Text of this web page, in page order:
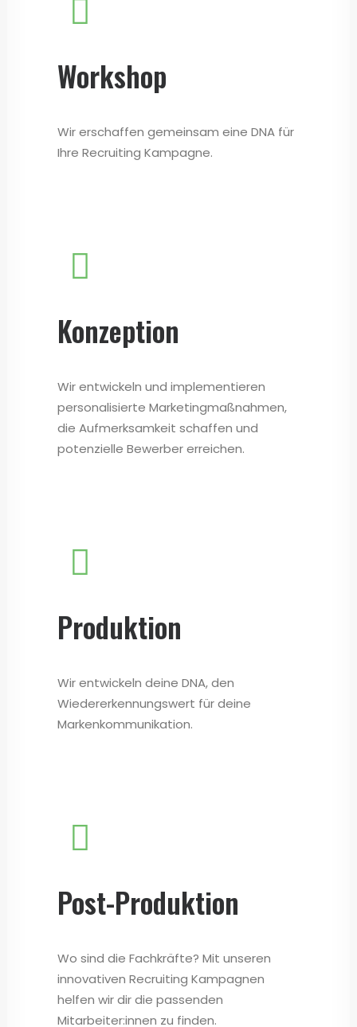
Workshop
Wir erschaffen gemeinsam eine DNA für
Ihre Recruiting Kampagne.
Konzeption
Wir entwickeln und implementieren
personalisierte Marketingmaßnahmen,
die Aufmerksamkeit schaffen und
potenzielle Bewerber erreichen.
Produktion
Wir entwickeln deine DNA, den
Wiedererkennungswert für deine
Markenkommunikation.
Post-Produktion
Wo sind die Fachkräfte? Mit unseren
innovativen Recruiting Kampagnen
helfen wir dir die passenden
Mitarbeiter:innen zu finden.